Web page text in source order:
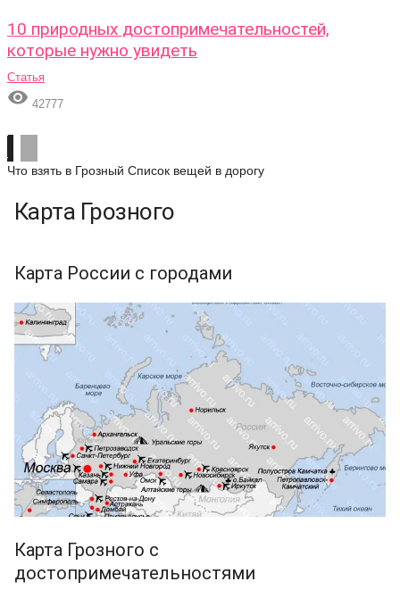
10 природных достопримечательностей,
которые нужно увидеть
Статья
 42777
Что взять в Грозный Список вещей в дорогу
Карта Грозного
Карта России с городами
Карта Грозного с
достопримечательностями